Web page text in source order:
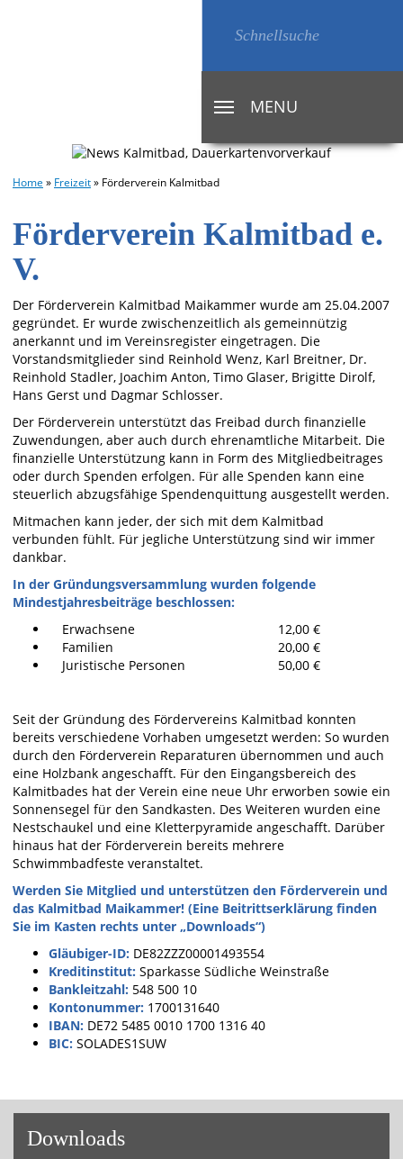
TOGGLE
NAVIGATION
MENU
Home » Freizeit» Förderverein Kalmitbad
Förderverein Kalmitbad e.
V.
Der Förderverein Kalmitbad Maikammer wurde am 25.04.2007
gegründet. Er wurde zwischenzeitlich als gemeinnützig
anerkannt und im Vereinsregister eingetragen. Die
Vorstandsmitglieder sind Reinhold Wenz, Karl Breitner, Dr.
Reinhold Stadler, Joachim Anton, Timo Glaser, Brigitte Dirolf,
Hans Gerst und Dagmar Schlosser.
Der Förderverein unterstützt das Freibad durch finanzielle
Zuwendungen, aber auch durch ehrenamtliche Mitarbeit. Die
finanzielle Unterstützung kann in Form des Mitgliedbeitrages
oder durch Spenden erfolgen. Für alle Spenden kann eine
steuerlich abzugsfähige Spendenquittung ausgestellt werden.
Mitmachen kann jeder, der sich mit dem Kalmitbad
verbunden fühlt. Für jegliche Unterstützung sind wir immer
dankbar.
In der Gründungsversammlung wurden folgende
Mindestjahresbeiträge beschlossen:
Erwachsene
12,00 €
Familien
20,00 €
Juristische Personen
50,00 €
Seit der Gründung des Fördervereins Kalmitbad konnten
bereits verschiedene Vorhaben umgesetzt werden: So wurden
durch den Förderverein Reparaturen übernommen und auch
eine Holzbank angeschafft. Für den Eingangsbereich des
Kalmitbades hat der Verein eine neue Uhr erworben sowie ein
Sonnensegel für den Sandkasten. Des Weiteren wurden eine
Nestschaukel und eine Kletterpyramide angeschafft. Darüber
hinaus hat der Förderverein bereits mehrere
Schwimmbadfeste veranstaltet.
Werden Sie Mitglied und unterstützen den Förderverein und
das Kalmitbad Maikammer! (Eine Beitrittserklärung finden
Sie im Kasten rechts unter „Downloads“)
Gläubiger-ID: DE82ZZZ00001493554
Kreditinstitut: Sparkasse Südliche Weinstraße
Bankleitzahl: 548 500 10
Kontonummer: 1700131640
IBAN: DE72 5485 0010 1700 1316 40
BIC: SOLADES1SUW
Down­loads